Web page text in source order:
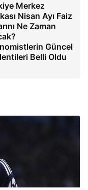
Merkez
Nisan Ayı Faiz
Ne Zaman
Güncel
Belli Oldu